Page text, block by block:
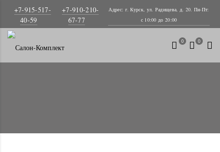
+7-915-517-
40-59
+7-910-210-
67-77
Адрес: г. Курск, ул. Радищева, д. 20. Пн-Пт:
с 10:00 до 20:00
0 0